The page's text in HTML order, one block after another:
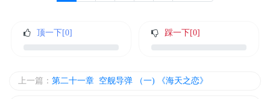
顶一下[0] 踩一下[0]
上一篇： 第二十一章 空舰导弹 （一) 《海天之恋》